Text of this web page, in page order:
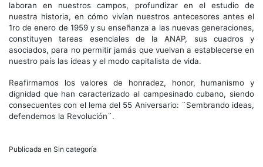
laboran en nuestros campos, profundizar en el estudio de
nuestra historia, en cómo vivían nuestros antecesores antes el
1ro de enero de 1959 y su enseñanza a las nuevas generaciones,
constituyen tareas esenciales de la ANAP, sus cuadros y
asociados, para no permitir jamás que vuelvan a establecerse en
nuestro país las ideas y el modo capitalista de vida.
Reafirmamos los valores de honradez, honor, humanismo y
dignidad que han caracterizado al campesinado cubano, siendo
consecuentes con el lema del 55 Aniversario: ¨Sembrando ideas,
defendemos la Revolución¨.
Publicada en Sin categoría